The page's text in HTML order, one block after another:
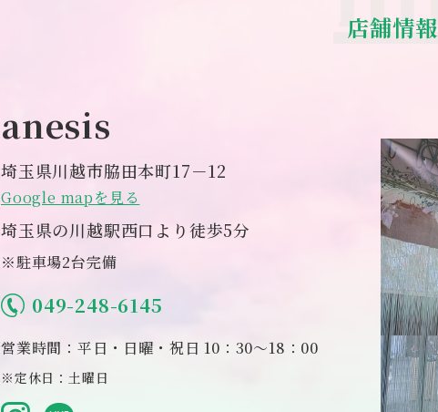
店舗情報
anesis
埼玉県川越市脇田本町17－12
Google mapを見る
埼玉県の川越駅西口より徒歩5分
※駐車場2台完備
049-248-6145
営業時間：平日・日曜・祝日 10：30～18：00
※定休日：土曜日